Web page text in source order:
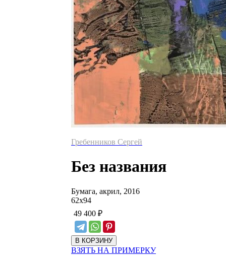
Гребенников Сергей
Без названия
Бумага, акрил, 2016
62х94
49 400 ₽
ВЗЯТЬ НА ПРИМЕРКУ